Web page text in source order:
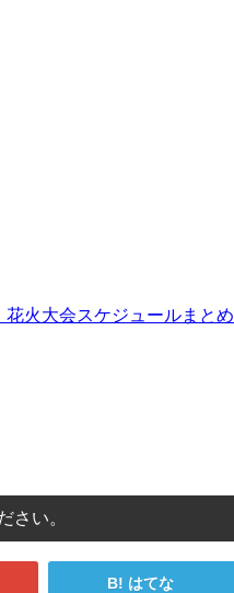
花火大会スケジュールまとめ
さい。
はてな